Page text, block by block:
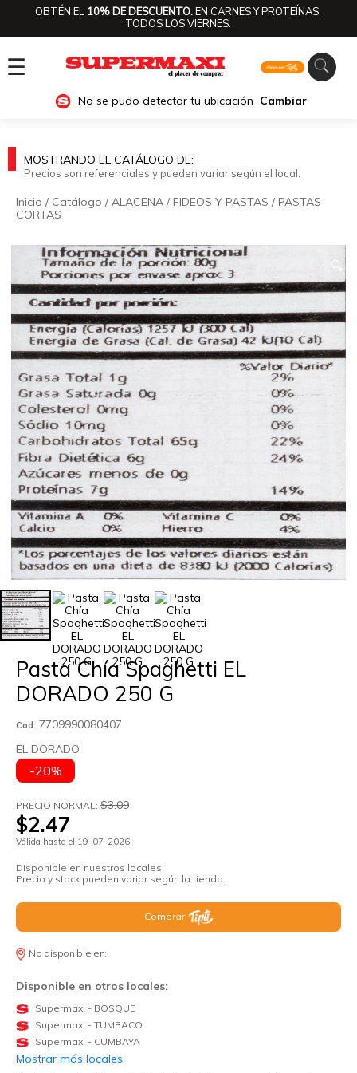
OBTÉN EL 10% DE DESCUENTO.EN CARNES Y PROTEÍNAS,
TODOS LOS VIERNES.
☰
No se pudo detectar tu ubicación Cambiar
MOSTRANDO EL CATÁLOGO DE:
Precios son referenciales y pueden variar según el local.
Inicio / Catálogo /ALACENA / FIDEOS Y PASTAS / PASTAS
CORTAS
🔍
Pasta Chía Spaghetti EL
DORADO 250 G
Cod: 7709990080407
EL DORADO
-20%
PRECIO NORMAL: $3.09
$2.47
Válida hasta el 19-07-2026.
Disponible en nuestros locales.
Precio y stock pueden variar según la tienda.
Comprar
No disponible en:
Disponible en otros locales:
Supermaxi - BOSQUE
Supermaxi - TUMBACO
Supermaxi - CUMBAYA
Mostrar más locales